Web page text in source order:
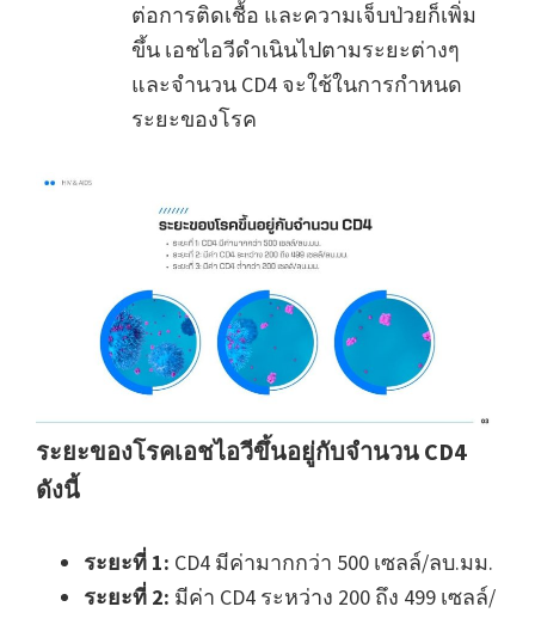
ต่อการติดเชื้อ และความเจ็บป่วยก็เพิ่ม
ขึ้น เอชไอวีดำเนินไปตามระยะต่างๆ
และจำนวน CD4 จะใช้ในการกำหนด
ระยะของโรค
ระยะของโรคเอชไอวีขึ้นอยู่กับจำนวน CD4
ดังนี้
ระยะที่ 1: CD4 มีค่ามากกว่า 500 เซลล์/ลบ.มม.
ระยะที่ 2: มีค่า CD4 ระหว่าง 200 ถึง 499 เซลล์/